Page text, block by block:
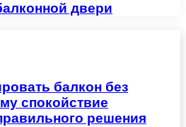
двери
балкон без
спокойствие
решения